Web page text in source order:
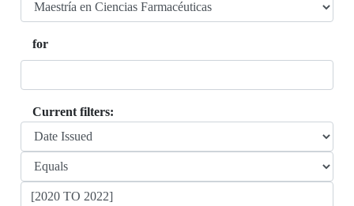
for
Current filters: